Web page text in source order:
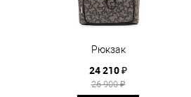
Рюкзак
24 210 ₽
26 900 ₽